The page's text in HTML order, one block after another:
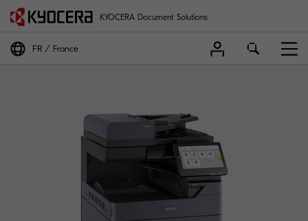
KYOCERA Document Solutions
FR France